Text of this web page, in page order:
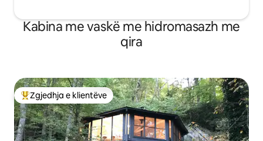
Kabina me vaskë me hidromasazh me
qira
Më të mirat e zgjedhjeve të klientëve
Zgjedhja e klientëve